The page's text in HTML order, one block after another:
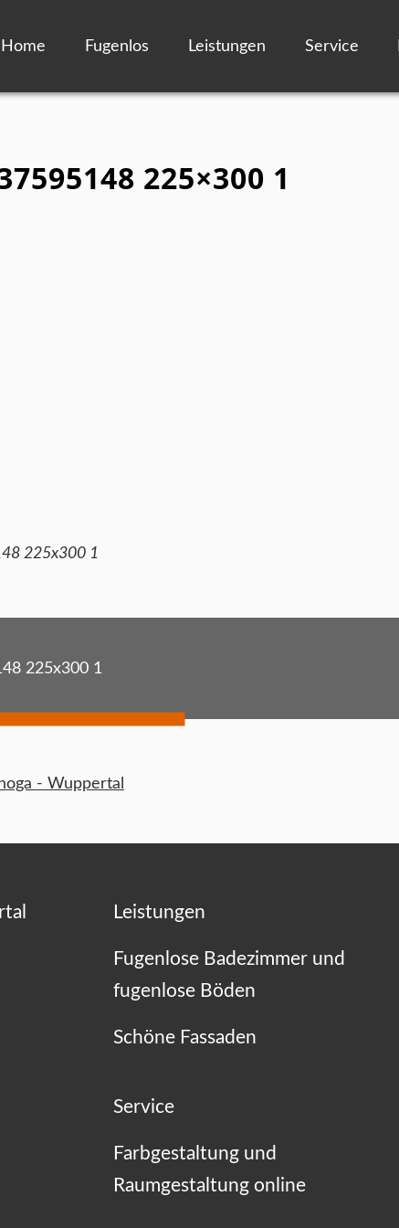
Home Fugenlos Leistungen Service
225×300 1
225x300 1
225x300 1
- Wuppertal
Leistungen
Fugenlose Badezimmer und
fugenlose Böden
Schöne Fassaden
Service
Farbgestaltung und
Raumgestaltung online